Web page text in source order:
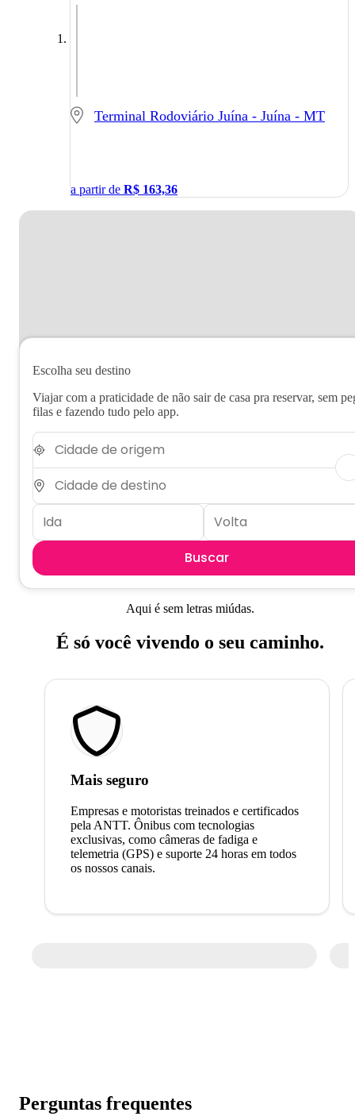
Terminal Rodoviário Juína - Juína - MT
a partir de R$ 163,36
Escolha seu destino
Viajar com a praticidade de não sair de casa pra reservar, sem
filas e fazendo tudo pelo app.
Buscar
Aqui é sem letras miúdas.
É só você vivendo o seu caminho.
Mais seguro
Empresas e motoristas treinados e certificados
pela ANTT. Ônibus com tecnologias
exclusivas, como câmeras de fadiga e
telemetria (GPS) e suporte 24 horas em todos
os nossos canais.
Perguntas frequentes